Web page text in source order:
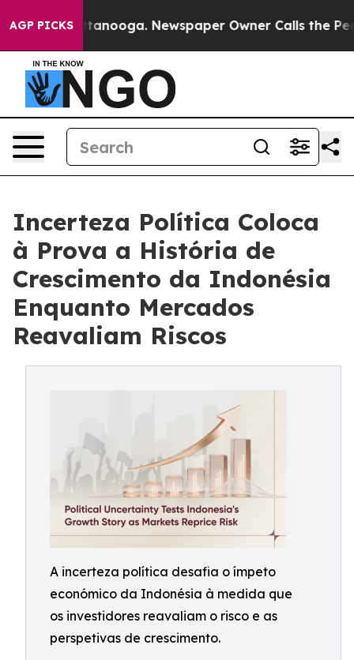
AGP PICKS Newspaper Owner Calls the People
Incerteza Política Coloca
à Prova a História de
Crescimento da Indonésia
Enquanto Mercados
Reavaliam Riscos
A incerteza política desafia o ímpeto
económico da Indonésia à medida que
os investidores reavaliam o risco e as
perspetivas de crescimento.